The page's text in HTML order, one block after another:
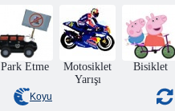
Çiftlik çılgınlığı
Park Etme
Motosiklet
Yarışı
Bisiklet
Koyu